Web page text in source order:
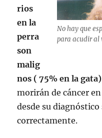
No hay que
para acudir al
rios
en la
perra
son
malig
nos ( 75% en la gata)
morirán de cáncer
desde su diagnóstico
correctamente.